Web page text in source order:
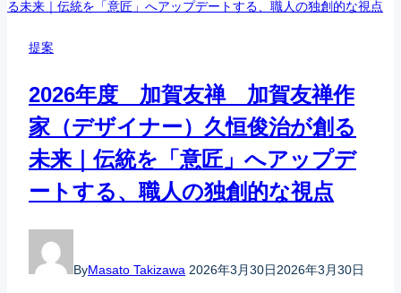
提案
2026年度 加賀友禅 加賀友禅作
家（デザイナー）久恒俊治が創る
未来｜伝統を「意匠」へアップデ
ートする、職人の独創的な視点
ByMasato Takizawa 2026年3月30日2026年3月30日